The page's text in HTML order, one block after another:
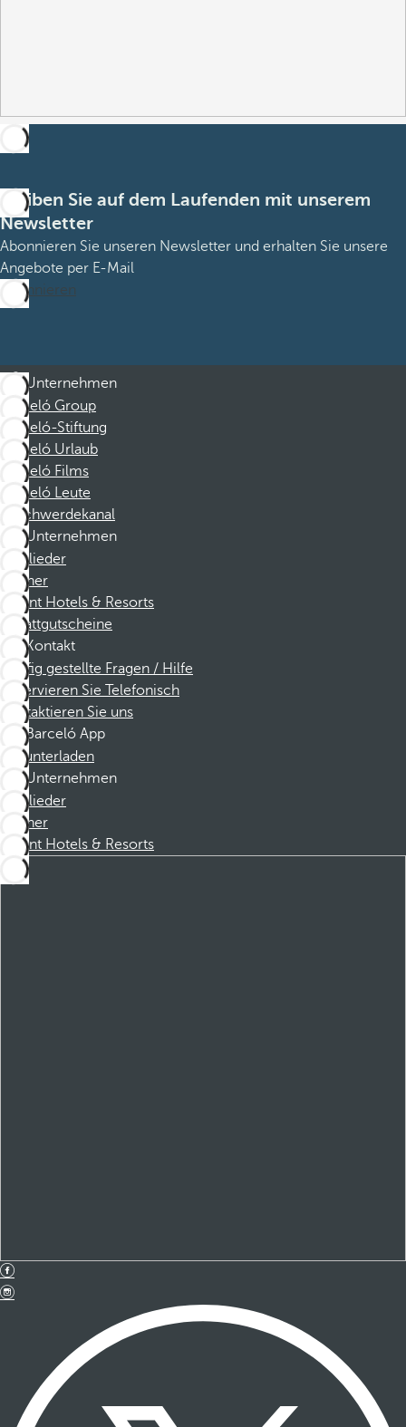
Bleiben Sie auf dem Laufenden mit unserem
Newsletter
Abonnieren Sie unseren Newsletter und erhalten Sie unsere
Angebote per E-Mail
Abonnieren
Unternehmen
Barceló Group
Barceló-Stiftung
Barceló Urlaub
Barceló Films
Barceló Leute
Beschwerdekanal
Unternehmen
Mitglieder
Partner
Dorint Hotels & Resorts
Rabattgutscheine
Kontakt
Häufig gestellte Fragen / Hilfe
Reservieren Sie Telefonisch
Kontaktieren Sie uns
Barceló App
Herunterladen
Unternehmen
Mitglieder
Partner
Dorint Hotels & Resorts